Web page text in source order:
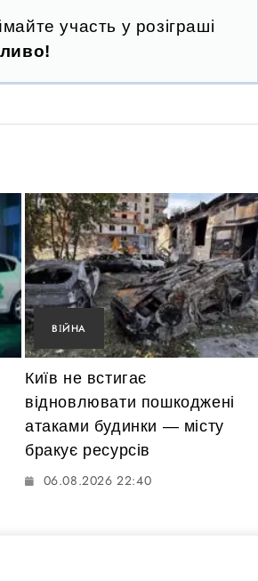
участь у розіграші
ВІЙНА
Київ не встигає
відновлювати пошкоджені
атаками будинки — місту
бракує ресурсів
06.08.2026 22:40